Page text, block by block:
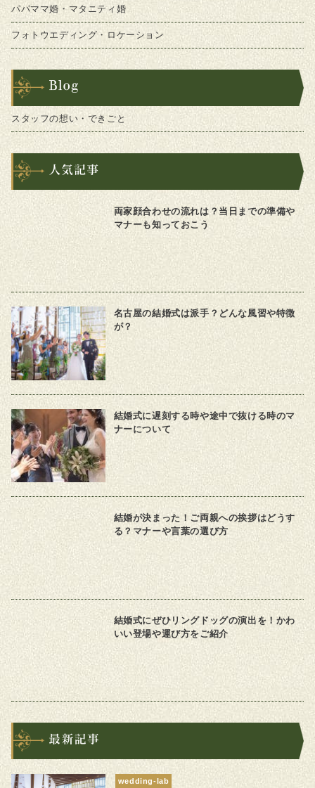
パパママ婚・マタニティ婚
フォトウエディング・ロケーション
スタッフの想い・できごと
両家顔合わせの流れは？当日までの準備や
マナーも知っておこう
名古屋の結婚式は派手？どんな風習や特徴
が？
結婚式に遅刻する時や途中で抜ける時のマ
ナーについて
結婚が決まった！ご両親への挨拶はどうす
る？マナーや言葉の選び方
結婚式にぜひリングドッグの演出を！かわ
いい登場や運び方をご紹介
wedding-lab